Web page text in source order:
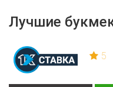
Лучшие
5